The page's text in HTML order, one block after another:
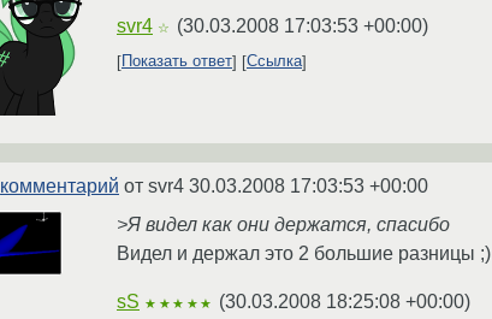
svr4 ☆ (30.03.2008 17:03:53 +00:00)
Показать ответ Ссылка
комментарий от svr4 30.03.2008 17:03:53 +00:00
>Я видел как они держатся, спасибо
Видел и держал это 2 большие разницы ;)
sS ★★★★★ (30.03.2008 18:25:08 +00:00)